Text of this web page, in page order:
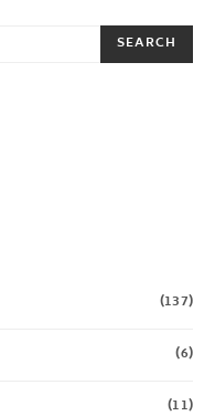
SEARCH
(137)
(6)
(11)